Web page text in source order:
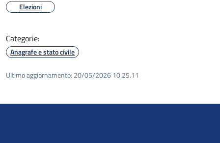
Elezioni
Categorie:
Anagrafe e stato civile
Ultimo aggiornamento: 20/05/2026 10:25.11